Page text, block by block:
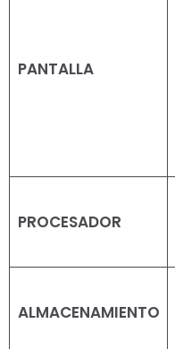
PANTALLA
PROCESADOR
ALMACENAMIENTO